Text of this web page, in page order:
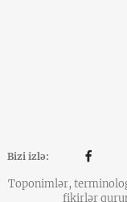
Bizi izlə:
Toponimlər,
fikirlər